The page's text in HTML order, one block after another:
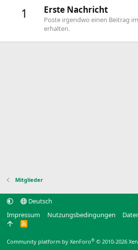
1 Erste Nachricht
Poste irgendwo einen Beitrag
erhalten.
Mitglieder
Deutsch
Impressum
Nutzungsbedingungen
R
Community platform by XenForo® © 2010-2026